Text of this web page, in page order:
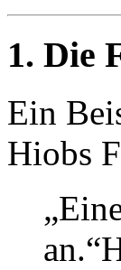
1. Die
Ein
Hiobs